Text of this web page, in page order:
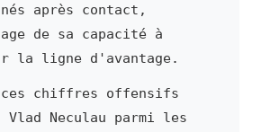
après contact,
de sa capacité à
la ligne d'avantage.
chiffres offensifs
Neculau parmi les